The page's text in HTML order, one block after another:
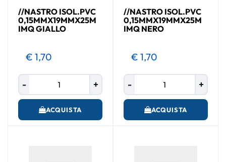
//NASTRO ISOL.PVC
0,15MMX19MMX25M
IMQ GIALLO
€ 1,70
ACQUISTA
//NASTRO ISOL.PVC
0,15MMX19MMX25M
IMQ NERO
€ 1,70
ACQUISTA